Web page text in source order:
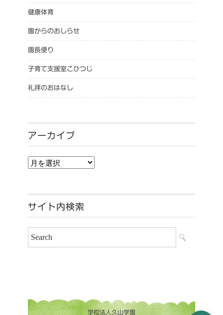
健康体育
園からのおしらせ
園長便り
子育て支援室こひつじ
礼拝のおはなし
アーカイブ
アーカイブ
サイト内検索
学校法人久山学園